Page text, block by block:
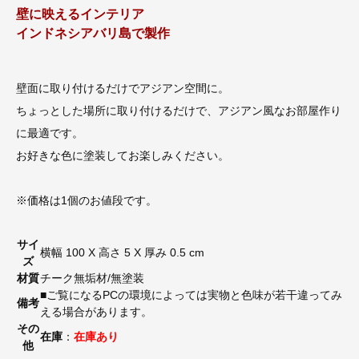
壁に映えるインテリア
インドネシアバリ島で製作
壁面に取り付けるだけでアジアン空間に。
ちょっとした場所に取り付けるだけで、アジアン風なお部屋作り
に最適です。
お好きな色に塗装してお楽しみください。
※価格は1個のお値段です。
サイ
ズ
横幅 100 X 高さ 5 X 厚み 0.5 cm
材質チーク無垢材/無塗装
備考
■ご覧になるPCの環境によっては実物と色味が若干違ってみ
える場合があります。
その
他
在庫 ： 在庫あり